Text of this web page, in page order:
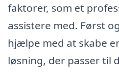
faktorer, som et
assistere med. Først
hjælpe med at skabe
løsning, der passer til